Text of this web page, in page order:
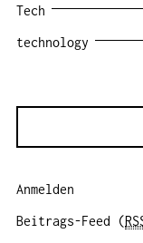
Tech
technology
Anmelden
Beitrags-Feed (